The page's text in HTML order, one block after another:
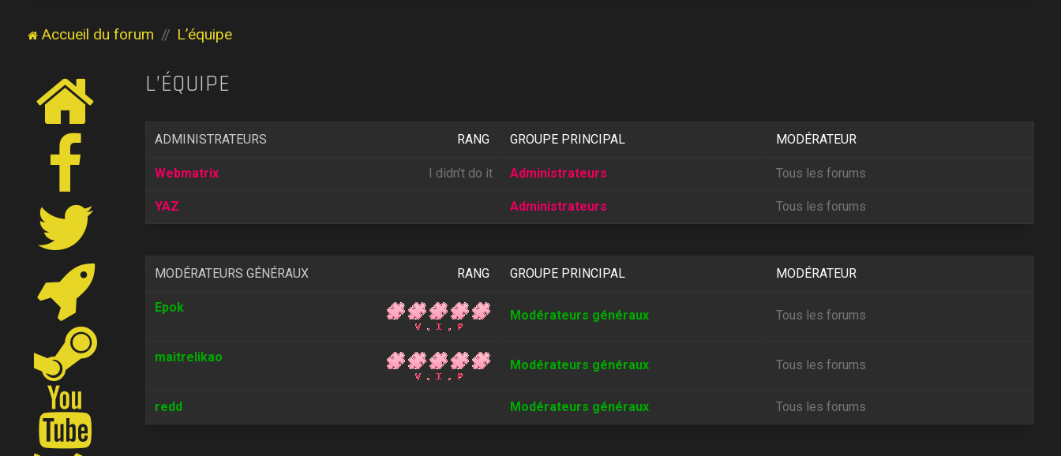
Accueil du forum L’équipe
L’ÉQUIPE
RANG
ADMINISTRATEURS GROUPE PRINCIPAL MODÉRATEUR
I didn't do it
Webmatrix Administrateurs Tous les forums
YAZ Administrateurs Tous les forums
RANG
MODÉRATEURS GÉNÉRAUX GROUPE PRINCIPAL MODÉRATEUR
Epok
Modérateurs généraux Tous les forums
maitrelikao
Modérateurs généraux Tous les forums
redd Modérateurs généraux Tous les forums